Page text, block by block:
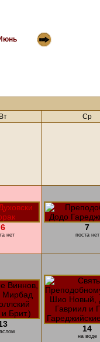
Вт Ср
6
нет
7
поста нет
14
на воде